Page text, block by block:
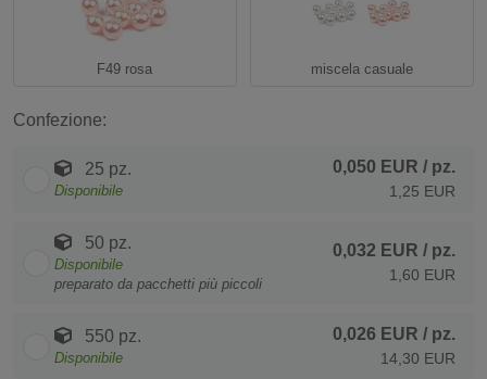
F49 rosa miscela casuale
Confezione:
25 pz.
Disponibile
0,050 EUR / pz.
1,25 EUR
50 pz.
Disponibile
preparato da pacchetti più piccoli
0,032 EUR / pz.
1,60 EUR
550 pz.
Disponibile
0,026 EUR / pz.
14,30 EUR